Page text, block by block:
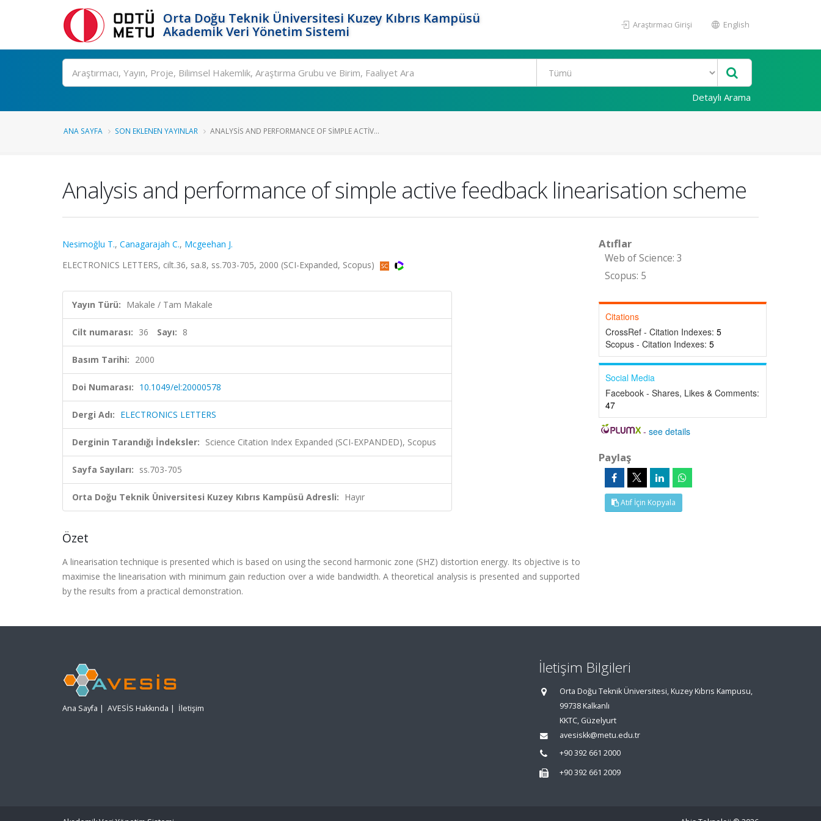
Orta Doğu Teknik Üniversitesi Kuzey Kıbrıs Kampüsü
Akademik Veri Yönetim Sistemi
Araştırmacı Girişi English
Ara
Detaylı Arama
ANA SAYFA SON EKLENEN YAYINLAR ANALYSIS AND PERFORMANCE OF SIMPLE ACTIV...
Analysis and performance of simple active feedback linearisation scheme
Nesimoğlu T., Canagarajah C., Mcgeehan J.
ELECTRONICS LETTERS, cilt.36, sa.8, ss.703-705, 2000 (SCI-Expanded, Scopus)
Yayın Türü: Makale / Tam Makale
Cilt numarası: 36 Sayı: 8
Basım Tarihi: 2000
Doi Numarası: 10.1049/el:20000578
Dergi Adı: ELECTRONICS LETTERS
Derginin Tarandığı İndeksler: Science Citation Index Expanded (SCI-EXPANDED), Scopus
Sayfa Sayıları: ss.703-705
Orta Doğu Teknik Üniversitesi Kuzey Kıbrıs Kampüsü Adresli: Hayır
Özet
A linearisation technique is presented which is based on using the second harmonic zone (SHZ) distortion energy. Its objective is to
maximise the linearisation with minimum gain reduction over a wide bandwidth. A theoretical analysis is presented and supported
by the results from a practical demonstration.
Atıflar
Web of Science: 3
Scopus: 5
Citations
CrossRef - Citation Indexes: 5
Scopus - Citation Indexes: 5
Social Media
Facebook - Shares, Likes & Comments:
47
-see details
Paylaş
Atıf İçin Kopyala
Ana Sayfa | AVESİS Hakkında | İletişim
İletişim Bilgileri
Orta Doğu Teknik Üniversitesi, Kuzey Kıbrıs Kampusu,
99738 Kalkanlı
KKTC, Güzelyurt
avesiskk@metu.edu.tr
+90 392 661 2000
+90 392 661 2009